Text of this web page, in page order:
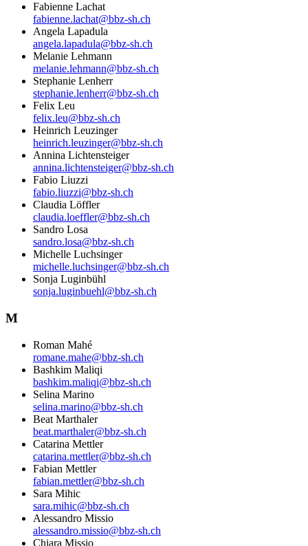
Fabienne Lachat
fabienne.lachat@bbz-sh.ch
Angela Lapadula
angela.lapadula@bbz-sh.ch
Melanie Lehmann
melanie.lehmann@bbz-sh.ch
Stephanie Lenherr
stephanie.lenherr@bbz-sh.ch
Felix Leu
felix.leu@bbz-sh.ch
Heinrich Leuzinger
heinrich.leuzinger@bbz-sh.ch
Annina Lichtensteiger
annina.lichtensteiger@bbz-sh.ch
Fabio Liuzzi
fabio.liuzzi@bbz-sh.ch
Claudia Löffler
claudia.loeffler@bbz-sh.ch
Sandro Losa
sandro.losa@bbz-sh.ch
Michelle Luchsinger
michelle.luchsinger@bbz-sh.ch
Sonja Luginbühl
sonja.luginbuehl@bbz-sh.ch
M
Roman Mahé
romane.mahe@bbz-sh.ch
Bashkim Maliqi
bashkim.maliqi@bbz-sh.ch
Selina Marino
selina.marino@bbz-sh.ch
Beat Marthaler
beat.marthaler@bbz-sh.ch
Catarina Mettler
catarina.mettler@bbz-sh.ch
Fabian Mettler
fabian.mettler@bbz-sh.ch
Sara Mihic
sara.mihic@bbz-sh.ch
Alessandro Missio
alessandro.missio@bbz-sh.ch
Chiara Missio